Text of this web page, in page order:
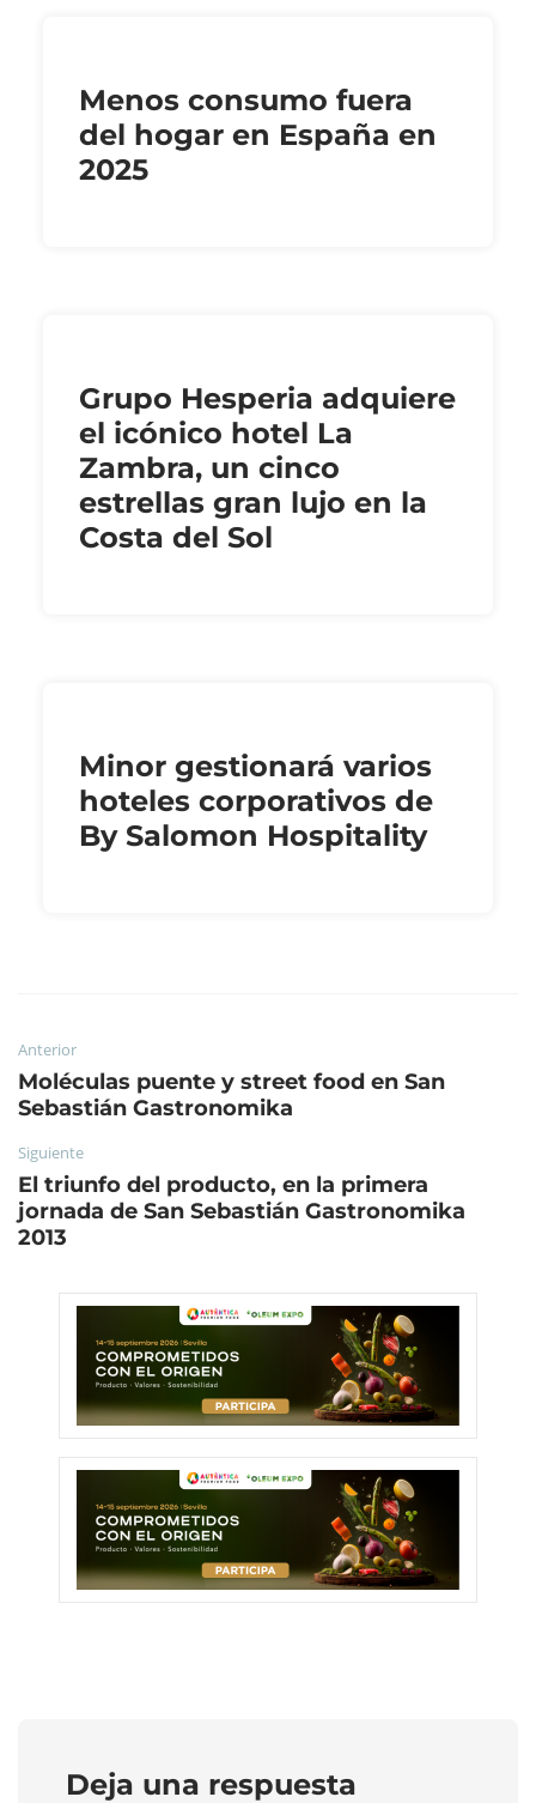
Menos consumo fuera
del hogar en España en
2025
Grupo Hesperia adquiere
el icónico hotel La
Zambra, un cinco
estrellas gran lujo en la
Costa del Sol
Minor gestionará varios
hoteles corporativos de
By Salomon Hospitality
Anterior
Moléculas puente y street food en San
Sebastián Gastronomika
Siguiente
El triunfo del producto, en la primera
jornada de San Sebastián Gastronomika
2013
Deja una respuesta